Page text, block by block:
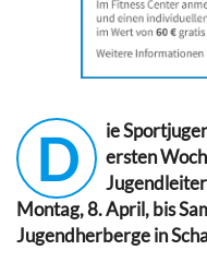
D
ie
ersten
Montag, 8. April, bis
Jugendherberge in